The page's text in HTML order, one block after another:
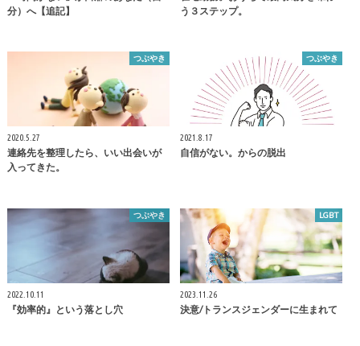
分）へ【追記】
う３ステップ。
つぶやき
2020.5.27
連絡先を整理したら、いい出会いが
入ってきた。
つぶやき
2021.8.17
自信がない。からの脱出
つぶやき
2022.10.11
『効率的』という落とし穴
LGBT
2023.11.26
決意/トランスジェンダーに生まれて